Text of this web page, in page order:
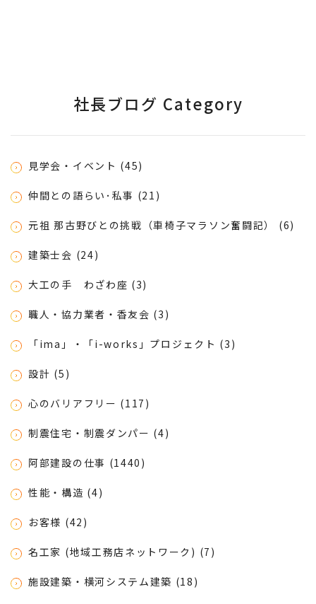
社長ブログ Category
見学会・イベント (45)
仲間との語らい･私事 (21)
元祖 那古野びとの挑戦（車椅子マラソン奮闘記） (6)
建築士会 (24)
大工の手 わざわ座 (3)
職人・協力業者・香友会 (3)
「ima」・「i-works」プロジェクト (3)
設計 (5)
心のバリアフリー (117)
制震住宅・制震ダンパー (4)
阿部建設の仕事 (1440)
性能・構造 (4)
お客様 (42)
名工家 (地域工務店ネットワーク) (7)
施設建築・横河システム建築 (18)